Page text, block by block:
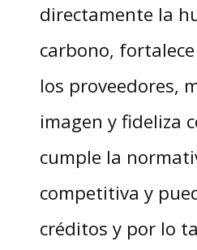
directamente la
carbono,
los proveedores,
imagen y fideliza
cumple la
competitiva y
créditos y por lo